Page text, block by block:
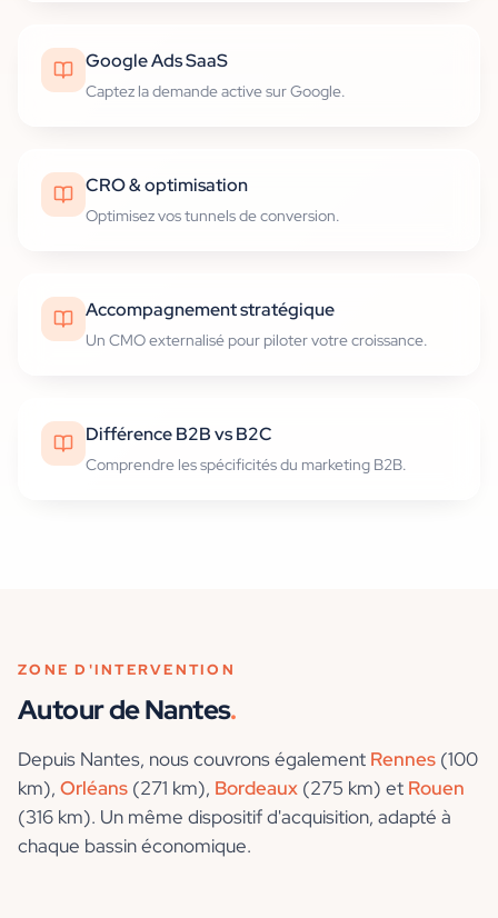
Google Ads SaaS
Captez la demande active sur Google.
CRO & optimisation
Optimisez vos tunnels de conversion.
Accompagnement stratégique
Un CMO externalisé pour piloter votre croissance.
Différence B2B vs B2C
Comprendre les spécificités du marketing B2B.
ZONE D'INTERVENTION
Autour deNantes.
Depuis Nantes, nous couvrons également Rennes (100
km), Orléans (271 km), Bordeaux (275 km) et Rouen
(316 km). Un même dispositif d'acquisition, adapté à
chaque bassin économique.